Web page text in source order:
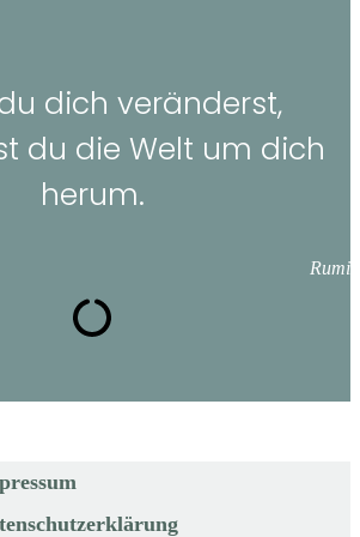
dich veränderst,
du die Welt um dich
herum.
Rumi